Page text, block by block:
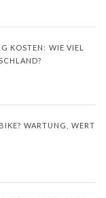
KOSTEN: WIE VIEL
WARTUNG, WERT